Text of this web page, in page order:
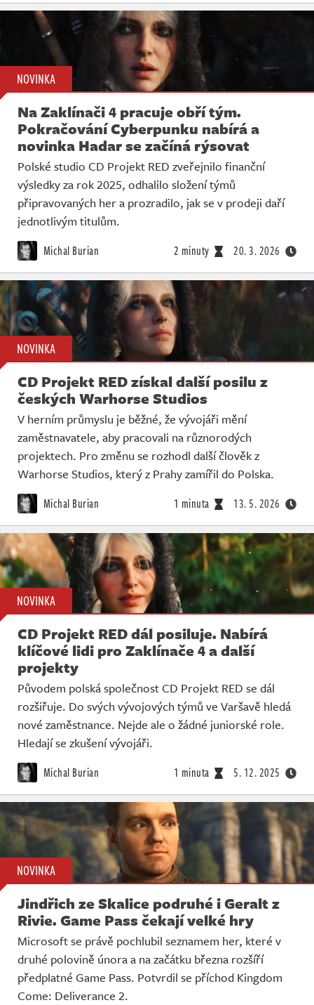
NOVINKA
Na Zaklínači 4 pracuje obří tým.
Pokračování Cyberpunku nabírá a
novinka Hadar se začíná rýsovat
Polské studio CD Projekt RED zveřejnilo finanční
výsledky za rok 2025, odhalilo složení týmů
připravovaných her a prozradilo, jak se v prodeji daří
jednotlivým titulům.
Michal Burian 2 minuty 20. 3. 2026
NOVINKA
CD Projekt RED získal další posilu z
českých Warhorse Studios
V herním průmyslu je běžné, že vývojáři mění
zaměstnavatele, aby pracovali na různorodých
projektech. Pro změnu se rozhodl další člověk z
Warhorse Studios, který z Prahy zamířil do Polska.
Michal Burian 1 minuta 13. 5. 2026
NOVINKA
CD Projekt RED dál posiluje. Nabírá
klíčové lidi pro Zaklínače 4 a další
projekty
Původem polská společnost CD Projekt RED se dál
rozšiřuje. Do svých vývojových týmů ve Varšavě hledá
nové zaměstnance. Nejde ale o žádné juniorské role.
Hledají se zkušení vývojáři.
Michal Burian 1 minuta 5. 12. 2025
NOVINKA
Jindřich ze Skalice podruhé i Geralt z
Rivie. Game Pass čekají velké hry
Microsoft se právě pochlubil seznamem her, které v
druhé polovině února a na začátku března rozšíří
předplatné Game Pass. Potvrdil se příchod Kingdom
Come: Deliverance 2.